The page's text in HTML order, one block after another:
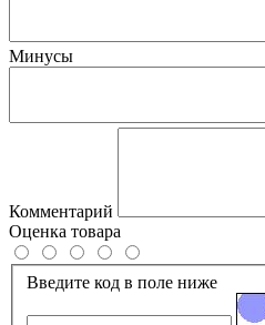
Минусы
Комментарий
Оценка товара
Введите код в поле ниже